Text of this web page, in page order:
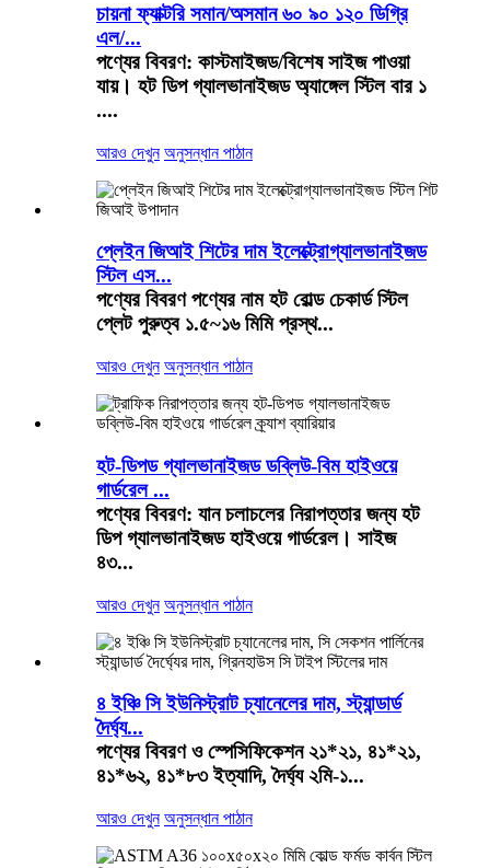
চায়না ফ্যাক্টরি সমান/অসমান ৬০ ৯০ ১২০ ডিগ্রি
এল/...
পণ্যের বিবরণ: কাস্টমাইজড/বিশেষ সাইজ পাওয়া
যায়। হট ডিপ গ্যালভানাইজড অ্যাঙ্গেল স্টিল বার ১
....
আরও দেখুন অনুসন্ধান পাঠান
প্লেইন জিআই শিটের দাম ইলেক্ট্রোগ্যালভানাইজড
স্টিল এস...
পণ্যের বিবরণ পণ্যের নাম হট রোল্ড চেকার্ড স্টিল
প্লেট পুরুত্ব ১.৫~১৬ মিমি প্রস্থ...
আরও দেখুন অনুসন্ধান পাঠান
হট-ডিপড গ্যালভানাইজড ডব্লিউ-বিম হাইওয়ে
গার্ডরেল ...
পণ্যের বিবরণ: যান চলাচলের নিরাপত্তার জন্য হট
ডিপ গ্যালভানাইজড হাইওয়ে গার্ডরেল। সাইজ
৪৩...
আরও দেখুন অনুসন্ধান পাঠান
৪ ইঞ্চি সি ইউনিস্ট্রাট চ্যানেলের দাম, স্ট্যান্ডার্ড
দৈর্ঘ্য...
পণ্যের বিবরণ ও স্পেসিফিকেশন ২১*২১, ৪১*২১,
৪১*৬২, ৪১*৮৩ ইত্যাদি, দৈর্ঘ্য ২মি-১...
আরও দেখুন অনুসন্ধান পাঠান